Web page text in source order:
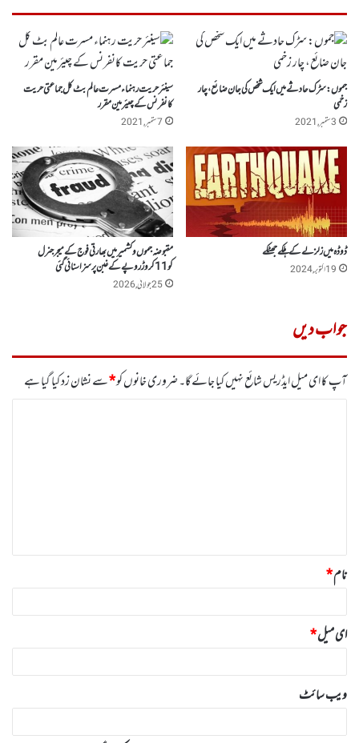
جموں: سڑک حادثے میں ایک شخص کی جان ضائع، چار
زخمی
3 ستمبر, 2021
سینئر حریت رہنماء مسرت عالم بٹ کل جماعتی حریت
کانفرنس کے چیئرمین مقرر
7 ستمبر, 2021
ڈوڈہ میں زلزلے کے ہلکے جھٹکے
19 اکتوبر, 2024
مقبوضہ جموں وکشمیر میں بھارتی فوج کے میجر جنرل
کو 11کروڑ روپے کے غبن پر سزا سنائی گئی
25 جولائی, 2026
جواب دیں
آپ کا ای میل ایڈریس شائع نہیں کیا جائے گا۔ضروری خانوں کو*سے نشان زد کیا گیا ہے
نام*
ای میل*
ویب‌ سائٹ